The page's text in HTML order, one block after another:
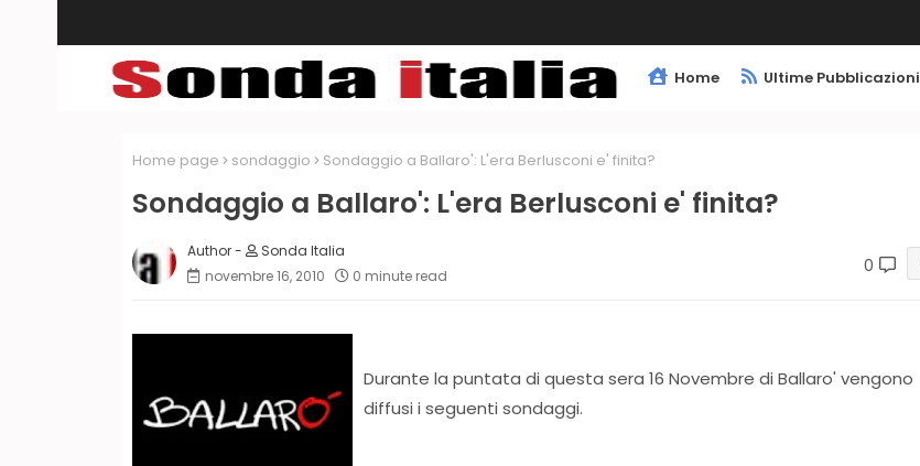
Home Ultime Pubblicazioni
Home page sondaggio Sondaggio a Ballaro': L'era Berlusconi e' finita?
Sondaggio a Ballaro': L'era Berlusconi e' finita?
Sonda Italia
novembre 16, 2010
0 minute read 0
Durante la puntata di questa sera 16 Novembre di Ballaro' vengono
diffusi i seguenti sondaggi.